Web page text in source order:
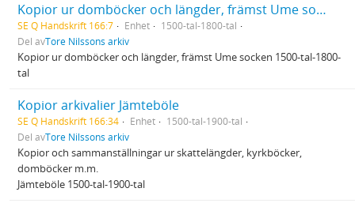
Kopior ur domböcker och längder, främst Ume socken 1500-tal-1800-tal
SE Q Handskrift 166:7 Enhet
1500-tal-1800-tal
Del avTore Nilssons arkiv
Kopior ur domböcker och längder, främst Ume socken 1500-tal-1800-
tal
Kopior arkivalier Jämteböle
SE Q Handskrift 166:34 Enhet
1500-tal-1900-tal
Del avTore Nilssons arkiv
Kopior och sammanställningar ur skattelängder, kyrkböcker,
domböcker m.m.
Jämteböle 1500-tal-1900-tal